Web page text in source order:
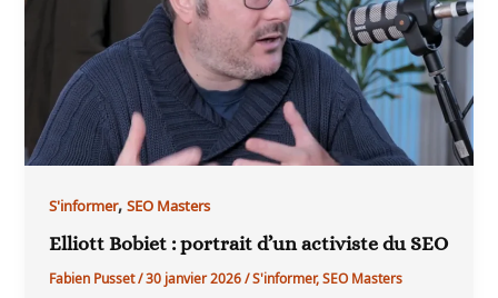
S'informer,SEO Masters
Elliott Bobiet : portrait d’un activiste du SEO
Fabien Pusset/30 janvier 2026/S'informer,SEO Masters